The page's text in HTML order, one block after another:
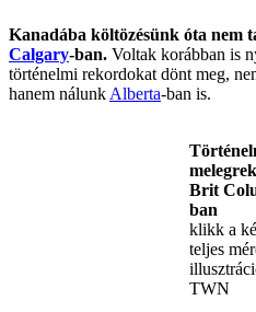
Kanadába költözésünk óta nem
Calgary-ban. Voltak korábban is
történelmi rekordokat dönt meg,
hanem nálunk Alberta-ban is.
Brit
ban
klikk a
teljes
TWN